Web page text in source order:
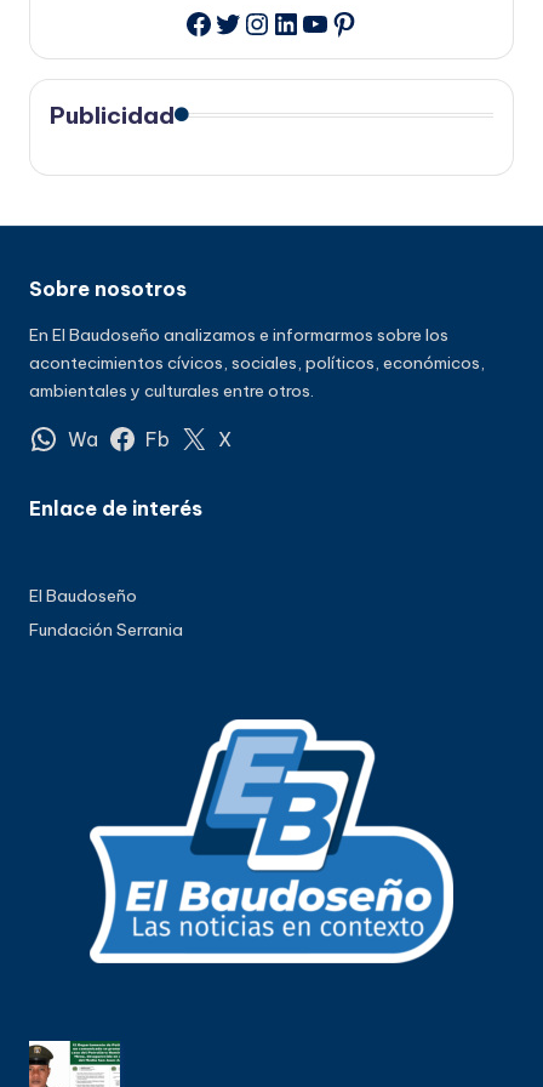
Facebook
Twitter
Instagram
LinkedIn
YouTube
Pinterest
Publicidad
Sobre nosotros
En El Baudoseño analizamos e informarmos sobre los
acontecimientos cívicos, sociales, políticos, económicos,
ambientales y culturales entre otros.
Wa Fb X
Enlace de interés
El Baudoseño
Fundación Serrania